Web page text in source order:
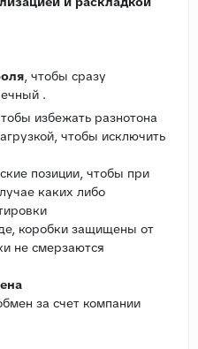
, чтобы сразу
.
избежать разнотона
чтобы исключить
позиции, чтобы при
каких либо
коробки защищены от
не смерзаются
за счет компании